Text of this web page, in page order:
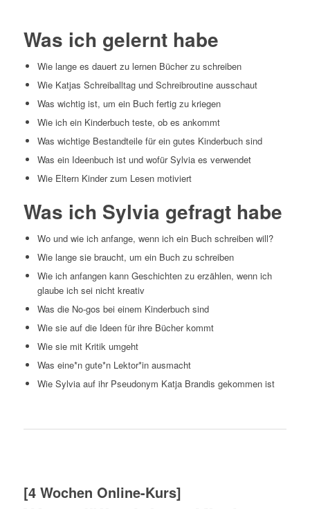
Was ich gelernt habe
Wie lange es dauert zu lernen Bücher zu schreiben
Wie Katjas Schreiballtag und Schreibroutine ausschaut
Was wichtig ist, um ein Buch fertig zu kriegen
Wie ich ein Kinderbuch teste, ob es ankommt
Was wichtige Bestandteile für ein gutes Kinderbuch sind
Was ein Ideenbuch ist und wofür Sylvia es verwendet
Wie Eltern Kinder zum Lesen motiviert
Was ich Sylvia gefragt habe
Wo und wie ich anfange, wenn ich ein Buch schreiben will?
Wie lange sie braucht, um ein Buch zu schreiben
Wie ich anfangen kann Geschichten zu erzählen, wenn ich
glaube ich sei nicht kreativ
Was die No-gos bei einem Kinderbuch sind
Wie sie auf die Ideen für ihre Bücher kommt
Wie sie mit Kritik umgeht
Was eine*n gute*n Lektor*in ausmacht
Wie Sylvia auf ihr Pseudonym Katja Brandis gekommen ist
[4 Wochen Online-Kurs]